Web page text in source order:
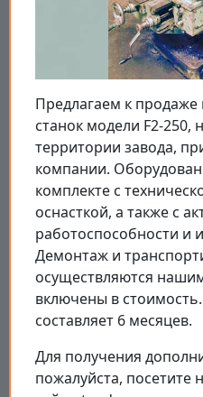
Предлагаем к
станок модели F2-250,
территории завода,
компании.
комплекте с
оснасткой, а также с
работоспособности и
Демонтаж и
осуществляются
включены в
составляет 6 месяцев.
Для получения
пожалуйста,